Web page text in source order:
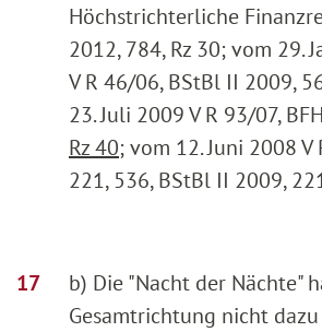
Höchstrichterliche
2012, 784, Rz 30; vom 29.
V R 46/06, BStBl II 2009,
23. Juli 2009 V R 93/07,
Rz 40; vom 12. Juni 2008 V
221, 536, BStBl II 2009,
b) Die "Nacht der Nächte"
Gesamtrichtung nicht